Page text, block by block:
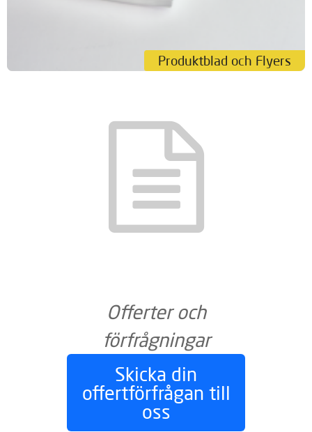
Produktblad och Flyers
Offerter och
förfrågningar
Skicka din
offertförfrågan till
oss